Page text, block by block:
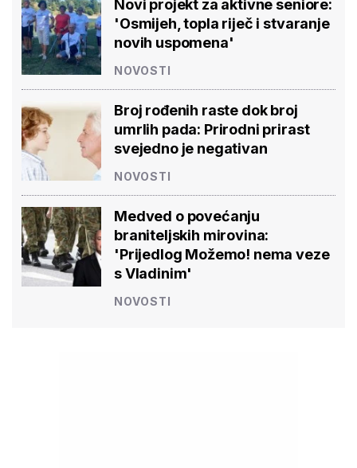
Novi projekt za aktivne seniore:
'Osmijeh, topla riječ i stvaranje
novih uspomena'
NOVOSTI
Broj rođenih raste dok broj
umrlih pada: Prirodni prirast
svejedno je negativan
NOVOSTI
Medved o povećanju
braniteljskih mirovina:
'Prijedlog Možemo! nema veze
s Vladinim'
NOVOSTI